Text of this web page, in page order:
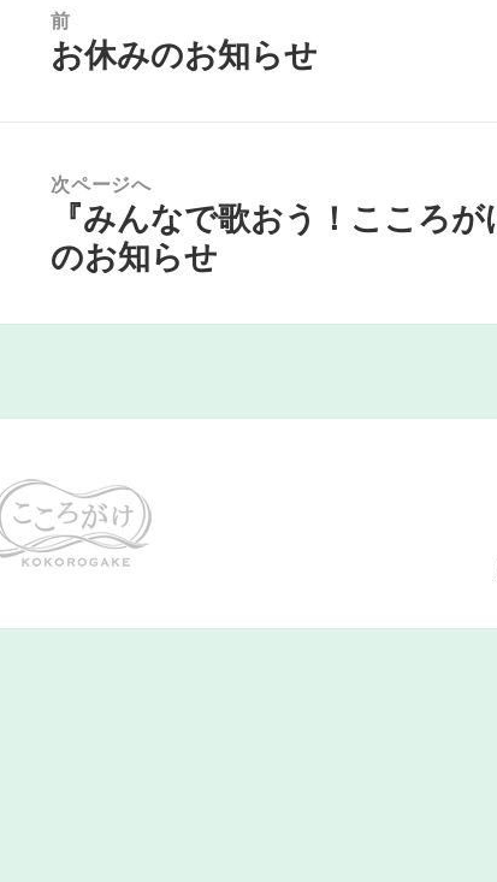
前
前
お休みのお知らせ
次ページへ
次
の
稿:
『みんなで歌おう！こころ
のお知らせ